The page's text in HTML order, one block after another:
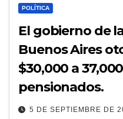
POLÍTICA
El gobierno de
Buenos Aires
$30,000 a
pensionados.
5 DE SEPTIEMBRE DE